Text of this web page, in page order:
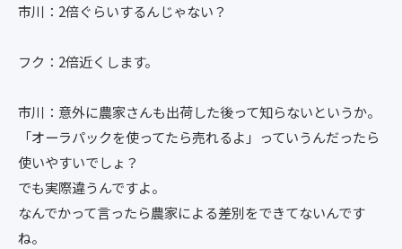
市川：2倍ぐらいするんじゃない？
フク：2倍近くします。
市川：意外に農家さんも出荷した後って知らないというか。
「オーラパックを使ってたら売れるよ」っていうんだったら
使いやすいでしょ？
でも実際違うんですよ。
なんでかって言ったら農家による差別をできてないんです
ね。